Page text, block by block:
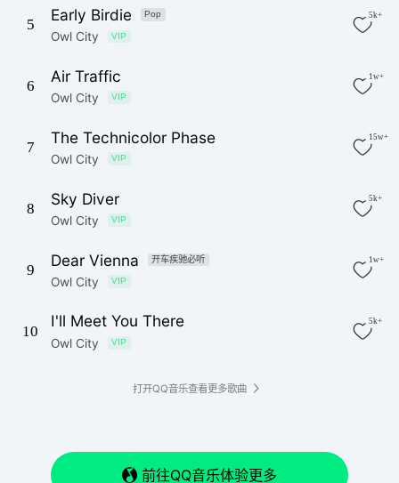
5
Early Birdie Pop
Owl City VIP
5k+
6
Air Traffic
Owl City VIP
1w+
7
The Technicolor Phase
Owl City VIP
15w+
8
Sky Diver
Owl City VIP
5k+
9
Dear Vienna 开车疾驰必听
Owl City VIP
1w+
10
I'll Meet You There
Owl City VIP
5k+
打开QQ音乐查看更多歌曲
前往QQ音乐体验更多